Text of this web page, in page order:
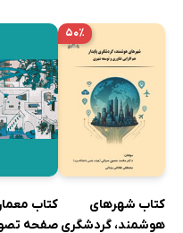
۵۰٪
کتاب شهرهای
هوشمند، گردشگری
کتاب
صفحه